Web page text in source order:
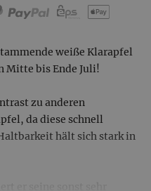
weiße Klarapfel
Mitte bis Ende Juli!
zu anderen
da diese schnell
hält sich stark in